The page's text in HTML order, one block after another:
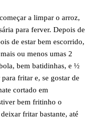
a limpar o arroz,
para ferver. Depois de
de estar bem escorrido,
ou menos umas 2
bem batidinhas, e ½
fritar e, se gostar de
cortado em
bem fritinho o
fritar bastante, até